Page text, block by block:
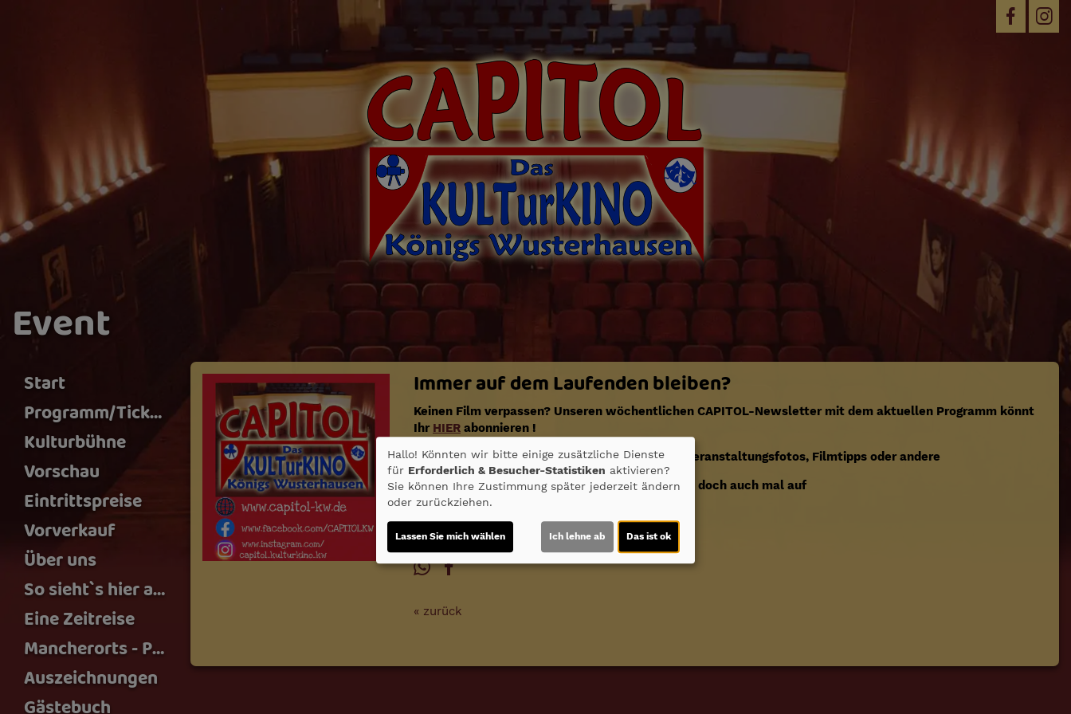
Event
Start
Programm/Tickets
Kulturbühne
Vorschau
Eintrittspreise
Vorverkauf
Über uns
So sieht`s hier aus
Eine Zeitreise
Mancherorts - Podcast
Auszeichnungen
Gästebuch
Immer auf dem Laufenden bleiben?
Keinen Film verpassen? Unseren wöchentlichen CAPITOL-Newsletter mit dem aktuellen Programm könnt
Ihr HIER abonnieren !
Für noch mehr Neuigkeiten aus dem CAPITOL, Veranstaltungsfotos, Filmtipps oder andere
film- und bühnenreife Aktualitäten besucht uns doch auch mal auf
FACEBOOK und INSTAGRAM
« zurück
Hallo! Könnten wir bitte einige zusätzliche Dienste
für Erforderlich & Besucher-Statistiken aktivieren?
Sie können Ihre Zustimmung später jederzeit ändern
oder zurückziehen.
Lassen Sie mich wählen Ich lehne ab Das ist ok